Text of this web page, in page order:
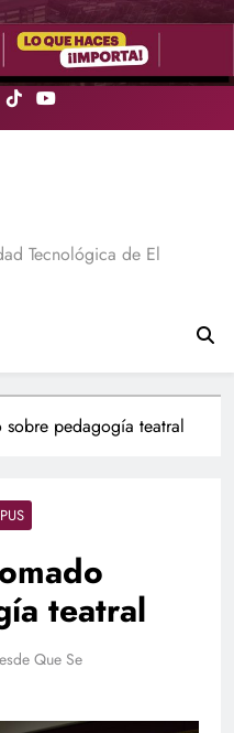
Tecnológica de El
pedagogía teatral
teatral
Que Se